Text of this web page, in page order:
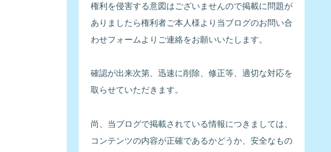
権利を侵害する意図はございませんので掲載に問題が
ありましたら権利者ご本人様より当ブログのお問い合
わせフォームよりご連絡をお願いいたします。
確認が出来次第、迅速に削除、修正等、適切な対応を
取らせていただきます。
尚、当ブログで掲載されている情報につきましては、
コンテンツの内容が正確であるかどうか、安全なもの